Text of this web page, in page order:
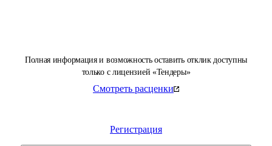
Полная информация и возможность оставить отклик доступны
только с лицензией «Тендеры»
Смотреть расценки
Регистрация